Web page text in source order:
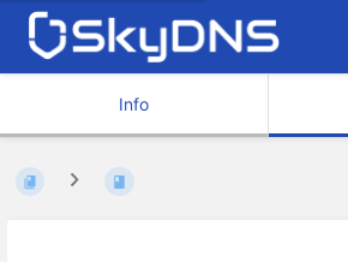
Info